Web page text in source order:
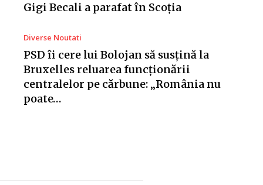
Gigi Becali a parafat în Scoția
Diverse Noutati
PSD îi cere lui Bolojan să susțină la
Bruxelles reluarea funcționării
centralelor pe cărbune: „România nu
poate…